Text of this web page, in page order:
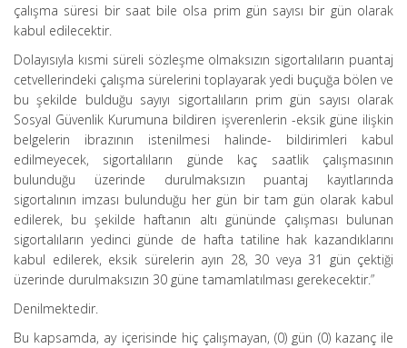
çalışma süresi bir saat bile olsa prim gün sayısı bir gün olarak
kabul edilecektir.
Dolayısıyla kısmi süreli sözleşme olmaksızın sigortalıların puantaj
cetvellerindeki çalışma sürelerini toplayarak yedi buçuğa bölen ve
bu şekilde bulduğu sayıyı sigortalıların prim gün sayısı olarak
Sosyal Güvenlik Kurumuna bildiren işverenlerin -eksik güne ilişkin
belgelerin ibrazının istenilmesi halinde- bildirimleri kabul
edilmeyecek, sigortalıların günde kaç saatlik çalışmasının
bulunduğu üzerinde durulmaksızın puantaj kayıtlarında
sigortalının imzası bulunduğu her gün bir tam gün olarak kabul
edilerek, bu şekilde haftanın altı gününde çalışması bulunan
sigortalıların yedinci günde de hafta tatiline hak kazandıklarını
kabul edilerek, eksik sürelerin ayın 28, 30 veya 31 gün çektiği
üzerinde durulmaksızın 30 güne tamamlatılması gerekecektir.”
Denilmektedir.
Bu kapsamda, ay içerisinde hiç çalışmayan, (0) gün (0) kazanç ile